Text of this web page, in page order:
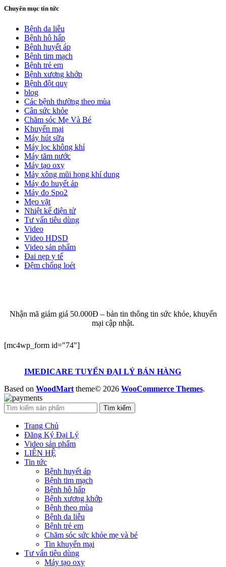
Chuyên mục tin tức
Bệnh da liễu
Bệnh hô hấp
Bệnh huyết áp
Bệnh tim mạch
Bệnh trẻ em
Bệnh xương khớp
Bệnh đột quỵ
blog
Các bệnh thường theo mùa
Cân sức khỏe
Chăm sóc Mẹ Và Bé
Khuyến mại
Máy hút sữa
Máy lọc không khí
Máy tăm nước
Máy tạo oxy
Máy xông mũi họng khí dung
Máy đo huyết áp
Máy đo Spo2
Mẹo vặt
Nhiệt kế điện tử
Tư vấn tiêu dùng
Video
Video HDSD
Video sản phẩm
Đai nẹp y tế
Đệm chống loét
Nhận mã giảm giá 50.000Đ – bản tin thông tin sức khỏe, khuyến
mại cập nhật.
[mc4wp_form id="74"]
IMEDICARE TUYỂN ĐẠI LÝ BÁN HÀNG
Based on WoodMart theme© 2026 WooCommerce Themes.
Tìm kiếm
Trang Chủ
Đăng Ký Đại Lý
Video sản phẩm
LIÊN HỆ
Tin tức
Bệnh huyết áp
Bệnh tim mạch
Bệnh hô hấp
Bệnh xương khớp
Bệnh theo mùa
Bệnh da liễu
Bệnh trẻ em
Chăm sóc sức khỏe mẹ và bé
Tin khuyến mại
Tư vấn tiêu dùng
Máy tạo oxy